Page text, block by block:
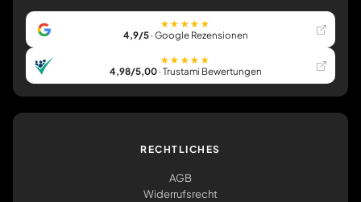
★★★★★
4,9/5· Google Rezensionen
★★★★★
4,98/5,00· Trustami Bewertungen
RECHTLICHES
AGB
Widerrufsrecht